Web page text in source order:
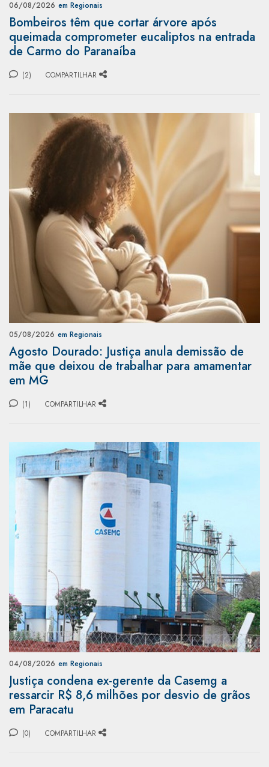
06/08/2026 em Regionais
Bombeiros têm que cortar árvore após
queimada comprometer eucaliptos na entrada
de Carmo do Paranaíba
(2) COMPARTILHAR
05/08/2026 em Regionais
Agosto Dourado: Justiça anula demissão de
mãe que deixou de trabalhar para amamentar
em MG
(1) COMPARTILHAR
04/08/2026 em Regionais
Justiça condena ex-gerente da Casemg a
ressarcir R$ 8,6 milhões por desvio de grãos
em Paracatu
(0) COMPARTILHAR